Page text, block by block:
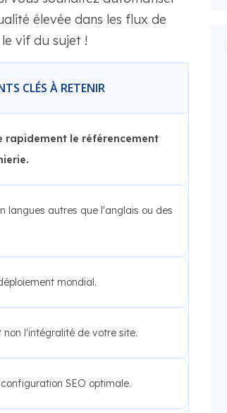
élevée dans les flux de
vif du sujet !
CLÉS À RETENIR
rapidement le référencement
langues autres que l'anglais ou des
mondial.
l'intégralité de votre site.
SEO optimale.